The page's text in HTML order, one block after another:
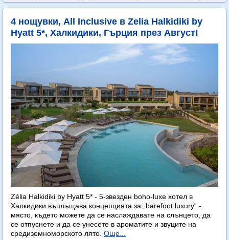
4 нощувки, All Inclusive в Zelia Halkidiki by
Hyatt 5*, Халкидики, Гърция през Август!
Zélia Halkidiki by Hyatt 5* - 5-звезден boho-luxe хотел в
Халкидики въплъщава концепцията за „barefoot luxury“ -
място, където можете да се наслаждавате на слънцето, да
се отпуснете и да се унесете в ароматите и звуците на
средиземноморското лято. Още...